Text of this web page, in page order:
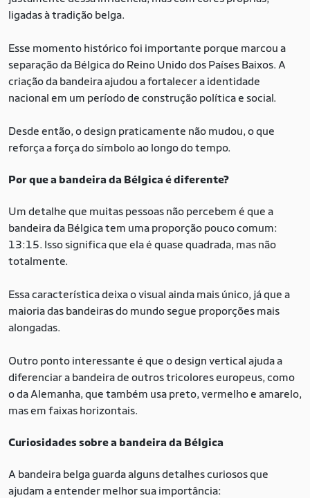
ligadas à tradição belga.
Esse momento histórico foi importante porque marcou a
separação da Bélgica do Reino Unido dos Países Baixos. A
criação da bandeira ajudou a fortalecer a identidade
nacional em um período de construção política e social.
Desde então, o design praticamente não mudou, o que
reforça a força do símbolo ao longo do tempo.
Por que a bandeira da Bélgica é diferente?
Um detalhe que muitas pessoas não percebem é que a
bandeira da Bélgica tem uma proporção pouco comum:
13:15. Isso significa que ela é quase quadrada, mas não
totalmente.
Essa característica deixa o visual ainda mais único, já que a
maioria das bandeiras do mundo segue proporções mais
alongadas.
Outro ponto interessante é que o design vertical ajuda a
diferenciar a bandeira de outros tricolores europeus, como
o da Alemanha, que também usa preto, vermelho e amarelo,
mas em faixas horizontais.
Curiosidades sobre a bandeira da Bélgica
A bandeira belga guarda alguns detalhes curiosos que
ajudam a entender melhor sua importância: